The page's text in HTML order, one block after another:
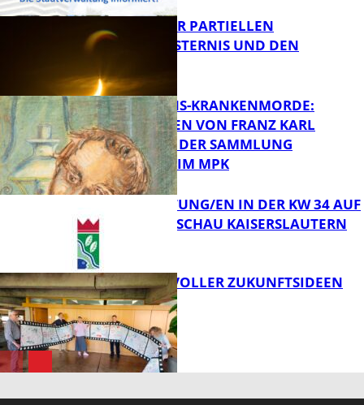
Bildung
VORTRAG ZUR PARTIELLEN
SONNENFINSTERNIS UND DEN
PERSEIDEN
OPFER DER NS-KRANKENMORDE:
ZEICHNUNGEN VON FRANZ KARL
BÜHLER AUS DER SAMMLUNG
PRINZHORN IM MPK
FB Kultur
VERANSTALTUNG/EN IN DER KW 34 AUF
DER GARTENSCHAU KAISERSLAUTERN
FILMROLLE VOLLER ZUKUNFTSIDEEN